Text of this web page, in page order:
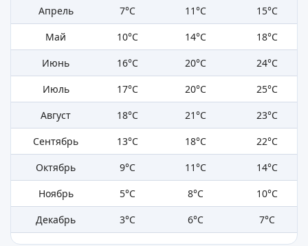
Апрель
7°C 11°C
15°C
Май
10°C 14°C
18°C
Июнь
16°C 20°C
24°C
Июль
17°C 20°C
25°C
Август
18°C 21°C
23°C
Сентябрь
13°C 18°C
22°C
Октябрь
9°C 11°C
14°C
Ноябрь
5°C 8°C
10°C
Декабрь
3°C 6°C 7°C